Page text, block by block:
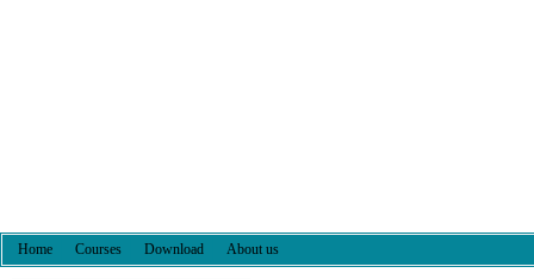
Home Courses Download About us